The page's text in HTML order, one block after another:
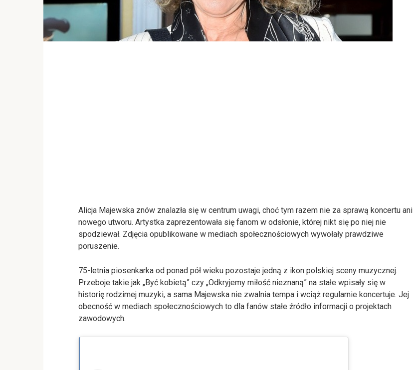
Alicja Majewska znów znalazła się w centrum uwagi, choć tym razem nie za sprawą koncertu ani
nowego utworu. Artystka zaprezentowała się fanom w odsłonie, której nikt się po niej nie
spodziewał. Zdjęcia opublikowane w mediach społecznościowych wywołały prawdziwe
poruszenie.
75-letnia piosenkarka od ponad pół wieku pozostaje jedną z ikon polskiej sceny muzycznej.
Przeboje takie jak „Być kobietą” czy „Odkryjemy miłość nieznaną” na stałe wpisały się w
historię rodzimej muzyki, a sama Majewska nie zwalnia tempa i wciąż regularnie koncertuje. Jej
obecność w mediach społecznościowych to dla fanów stałe źródło informacji o projektach
zawodowych.